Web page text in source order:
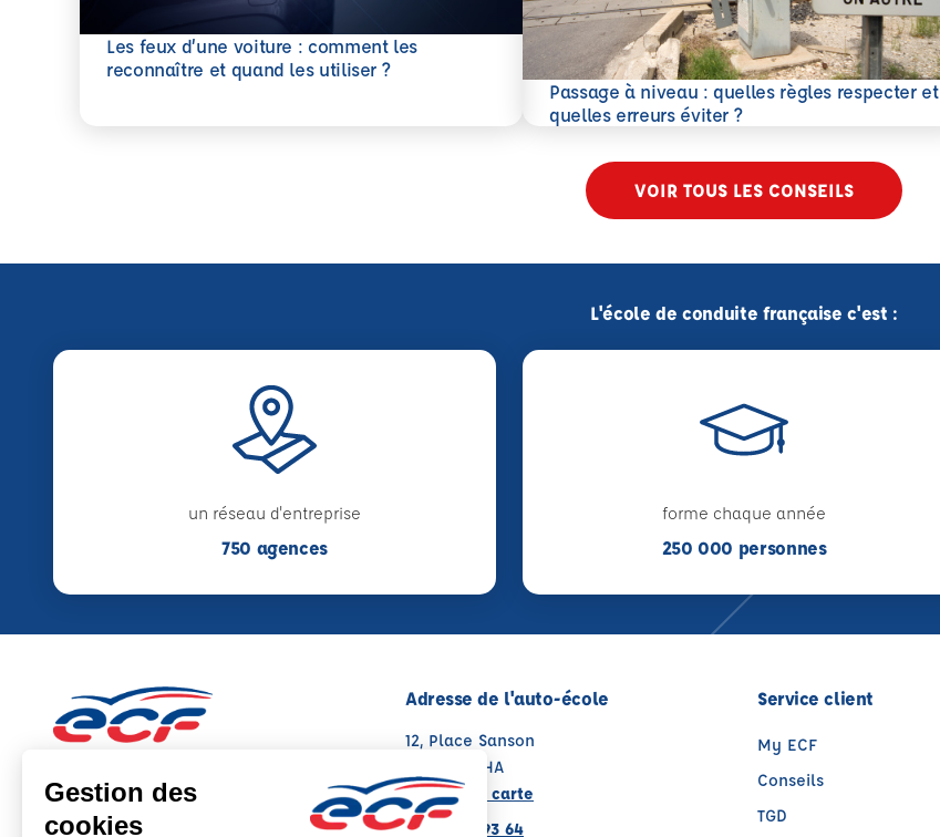
Les feux d’une voiture : comment les
reconnaître et quand les utiliser ?
En savoir plus
Passage à niveau : quelles règles respecter et
quelles erreurs éviter ?
En savoir plus
VOIR TOUS LES CONSEILS
L'école de conduite française c'est :
un réseau d'entreprise
750 agences
forme chaque année
250 000 personnes
Adresse de l'auto-école
12, Place Sanson
17160 MATHA
Voir sur la carte
05 49 08 93 64
Service client
My ECF
Conseils
TGD